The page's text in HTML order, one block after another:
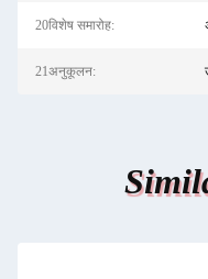
20विशेष समारोह:
21अनुकूलन: